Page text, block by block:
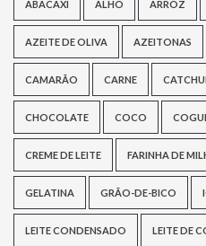
ABACAXI ALHO ARROZ
AZEITE DE OLIVA AZEITONAS
CAMARÃO CARNE
CHOCOLATE COCO
CREME DE LEITE FARINHA DE
GELATINA GRÃO-DE-BICO
LEITE CONDENSADO LEITE DE